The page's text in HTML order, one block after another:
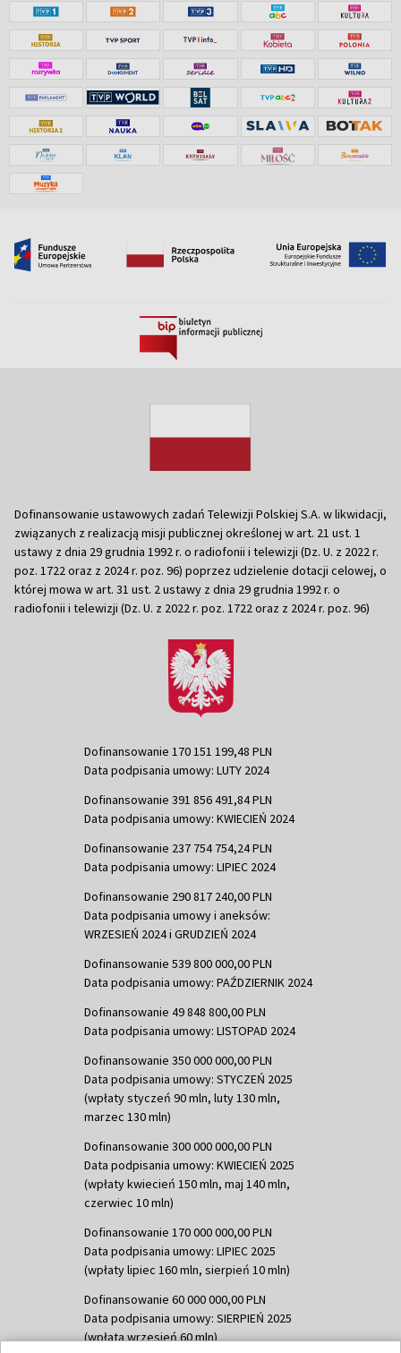
Dofinansowanie ustawowych zadań Telewizji Polskiej S.A. w likwidacji,
związanych z realizacją misji publicznej określonej w art. 21 ust. 1
ustawy z dnia 29 grudnia 1992 r. o radiofonii i telewizji (Dz. U. z 2022 r.
poz. 1722 oraz z 2024 r. poz. 96) poprzez udzielenie dotacji celowej, o
której mowa w art. 31 ust. 2 ustawy z dnia 29 grudnia 1992 r. o
radiofonii i telewizji (Dz. U. z 2022 r. poz. 1722 oraz z 2024 r. poz. 96)
Dofinansowanie 170 151 199,48 PLN
Data podpisania umowy: LUTY 2024
Dofinansowanie 391 856 491,84 PLN
Data podpisania umowy: KWIECIEŃ 2024
Dofinansowanie 237 754 754,24 PLN
Data podpisania umowy: LIPIEC 2024
Dofinansowanie 290 817 240,00 PLN
Data podpisania umowy i aneksów:
WRZESIEŃ 2024 i GRUDZIEŃ 2024
Dofinansowanie 539 800 000,00 PLN
Data podpisania umowy: PAŹDZIERNIK 2024
Dofinansowanie 49 848 800,00 PLN
Data podpisania umowy: LISTOPAD 2024
Dofinansowanie 350 000 000,00 PLN
Data podpisania umowy: STYCZEŃ 2025
(wpłaty styczeń 90 mln, luty 130 mln,
marzec 130 mln)
Dofinansowanie 300 000 000,00 PLN
Data podpisania umowy: KWIECIEŃ 2025
(wpłaty kwiecień 150 mln, maj 140 mln,
czerwiec 10 mln)
Dofinansowanie 170 000 000,00 PLN
Data podpisania umowy: LIPIEC 2025
(wpłaty lipiec 160 mln, sierpień 10 mln)
Dofinansowanie 60 000 000,00 PLN
Data podpisania umowy: SIERPIEŃ 2025
(wpłata wrzesień 60 mln)